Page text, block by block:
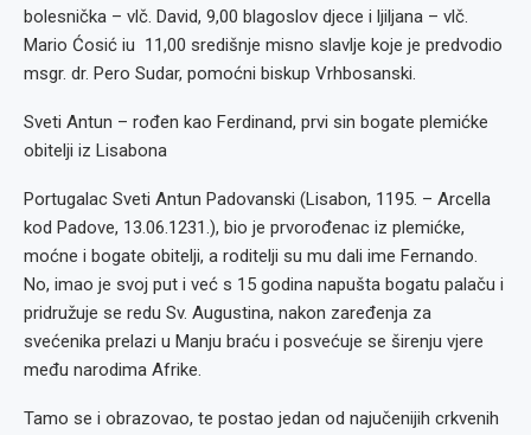
bolesnička – vlč. David, 9,00 blagoslov djece i ljiljana – vlč.
Mario Ćosić iu 11,00 središnje misno slavlje koje je predvodio
msgr. dr. Pero Sudar, pomoćni biskup Vrhbosanski.
Sveti Antun – rođen kao Ferdinand, prvi sin bogate plemićke
obitelji iz Lisabona
Portugalac Sveti Antun Padovanski (Lisabon, 1195. – Arcella
kod Padove, 13.06.1231.), bio je prvorođenac iz plemićke,
moćne i bogate obitelji, a roditelji su mu dali ime Fernando.
No, imao je svoj put i već s 15 godina napušta bogatu palaču i
pridružuje se redu Sv. Augustina, nakon zaređenja za
svećenika prelazi u Manju braću i posvećuje se širenju vjere
među narodima Afrike.
Tamo se i obrazovao, te postao jedan od najučenijih crkvenih